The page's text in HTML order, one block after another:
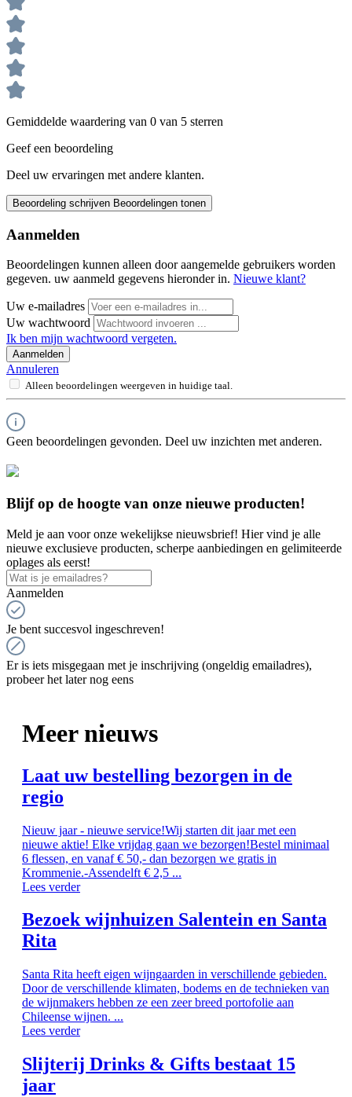
Gemiddelde waardering van 0 van 5 sterren
Geef een beoordeling
Deel uw ervaringen met andere klanten.
Beoordeling schrijven Beoordelingen tonen
Aanmelden
Beoordelingen kunnen alleen door aangemelde gebruikers worden
gegeven. uw aanmeld gegevens hieronder in. Nieuwe klant?
Uw e-mailadres
Uw wachtwoord
Ik ben mijn wachtwoord vergeten.
Aanmelden
Annuleren
Alleen beoordelingen weergeven in huidige taal.
Geen beoordelingen gevonden. Deel uw inzichten met anderen.
Blijf op de hoogte van onze nieuwe producten!
Meld je aan voor onze wekelijkse nieuwsbrief! Hier vind je alle
nieuwe exclusieve producten, scherpe aanbiedingen en gelimiteerde
oplages als eerst!
Aanmelden
Je bent succesvol ingeschreven!
Er is iets misgegaan met je inschrijving (ongeldig emailadres),
probeer het later nog eens
Meer nieuws
Laat uw bestelling bezorgen in de
regio
Nieuw jaar - nieuwe service!Wij starten dit jaar met een
nieuwe aktie! Elke vrijdag gaan we bezorgen!Bestel minimaal
6 flessen, en vanaf € 50,- dan bezorgen we gratis in
Krommenie.-Assendelft € 2,5 ...
Lees verder
Bezoek wijnhuizen Salentein en Santa
Rita
Santa Rita heeft eigen wijngaarden in verschillende gebieden.
Door de verschillende klimaten, bodems en de technieken van
de wijnmakers hebben ze een zeer breed portofolie aan
Chileense wijnen. ...
Lees verder
Slijterij Drinks & Gifts bestaat 15
jaar